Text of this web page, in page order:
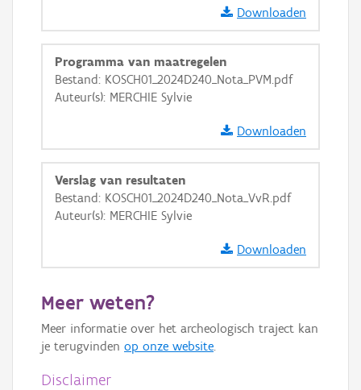
Basis Lagen
Ortho
GRB-Basiskaart
GRB-Basiskaart in grijswaarden
Downloaden
Programma van maatregelen
Bestand: KOSCH01_2024D240_Nota_PVM.pdf
Auteur(s): MERCHIE Sylvie
Downloaden
Verslag van resultaten
Bestand: KOSCH01_2024D240_Nota_VvR.pdf
Auteur(s): MERCHIE Sylvie
Downloaden
Meer weten?
Meer informatie over het archeologisch traject kan
je terugvinden op onze website.
Disclaimer